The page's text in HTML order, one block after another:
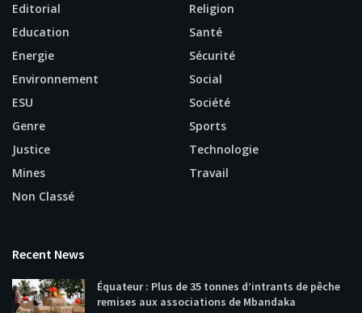
Editorial
Education
Energie
Environnement
ESU
Genre
Justice
Mines
Non Classé
Religion
Santé
Sécurité
Social
Société
Sports
Technologie
Travail
Recent News
Équateur : Plus de 35 tonnes d’intrants de pêche
remises aux associations de Mbandaka